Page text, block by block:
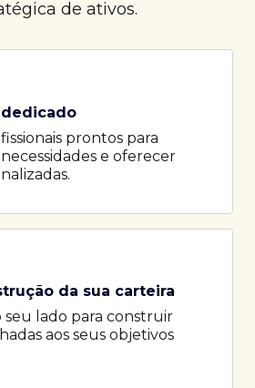
de ativos.
prontos para
e oferecer
da sua carteira
seu lado para construir
aos seus objetivos